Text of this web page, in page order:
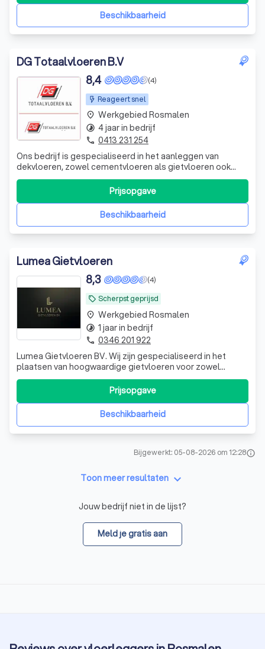
Beschikbaarheid
DG Totaalvloeren B.V
Reageert snel
(4)
8,4
Ons bedrijf is gespecialiseerd in het aanleggen van
dekvloeren, zowel cementvloeren als gietvloeren ook
egaline. We maken ook vloerisolatie. Wij hebben al 12 jaar
ervaring en kennis op dit gebied. Wij gebruiken vrachtauto
voor cementdekvloeren. Wij zijn eerlijk en open. Wij
Beschikbaarheid
Prijsopgave
place Werkgebied Rosmalen
timelapse 4 jaar in bedrijf
phone 0413 231 254
Lumea Gietvloeren
local_offer Scherpst geprijsd
(4)
8,3
Lumea Gietvloeren BV. Wij zijn gespecialiseerd in het
plaatsen van hoogwaardige gietvloeren voor zowel
particulieren als bedrijven. Of het nu gaat om een
moderne woonvloer, een slijtvaste bedrijfsvloer of een
strakke epoxy vloer wij leveren maatwerk met een perfect
eindresultaat. Onze gietvloeren z
Beschikbaarheid
Prijsopgave
place Werkgebied Rosmalen
timelapse 1 jaar in bedrijf
phone 0346 201 922
Bijgewerkt: 05-08-2026 om 12:28info
Toon meer resultaten keyboard_arrow_down
Jouw bedrijf niet in de lijst?
Meld je gratis aan